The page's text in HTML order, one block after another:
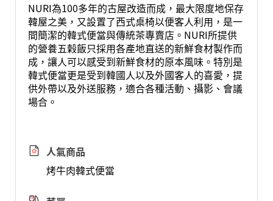
NURI為100多年的古屋改造而成，最大限度地保存
韓屋之美，又設置了西式桌椅以便客人利用，是一
間簡潔的韓式便當與傳統茶專賣店。NURI所提供
的營養五榖飯只採用各產地直送的新鮮食材製作而
成，讓人可以感受到新鮮食材的原本風味。特別是
韓式便當更是受到韓國人以及外國客人的喜愛，提
供外帶以及外送服務，適合各種活動、攝影、會議
場合。
人氣商品
烤牛肉韓式便當